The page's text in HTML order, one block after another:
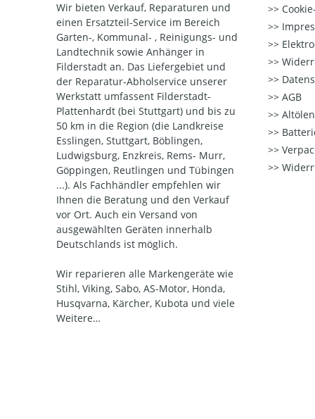
Wir bieten Verkauf, Reparaturen und
einen Ersatzteil-Service im Bereich
Garten-, Kommunal- , Reinigungs- und
Landtechnik sowie Anhänger in
Filderstadt an. Das Liefergebiet und
der Reparatur-Abholservice unserer
Werkstatt umfassent Filderstadt-
Plattenhardt (bei Stuttgart) und bis zu
50 km in die Region (die Landkreise
Esslingen, Stuttgart, Böblingen,
Ludwigsburg, Enzkreis, Rems- Murr,
Göppingen, Reutlingen und Tübingen
...). Als Fachhändler empfehlen wir
Ihnen die Beratung und den Verkauf
vor Ort. Auch ein Versand von
ausgewählten Geräten innerhalb
Deutschlands ist möglich.
Wir reparieren alle Markengeräte wie
Stihl, Viking, Sabo, AS-Motor, Honda,
Husqvarna, Kärcher, Kubota und viele
Weitere…
AGB